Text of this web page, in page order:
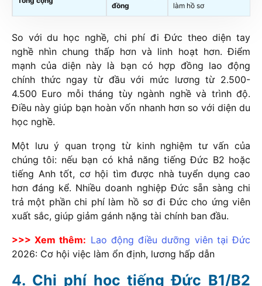
đồng
làm hồ sơ
So với du học nghề, chi phí đi Đức theo diện tay
nghề nhìn chung thấp hơn và linh hoạt hơn. Điểm
mạnh của diện này là bạn có hợp đồng lao động
chính thức ngay từ đầu với mức lương từ 2.500-
4.500 Euro mỗi tháng tùy ngành nghề và trình độ.
Điều này giúp bạn hoàn vốn nhanh hơn so với diện du
học nghề.
Một lưu ý quan trọng từ kinh nghiệm tư vấn của
chúng tôi: nếu bạn có khả năng tiếng Đức B2 hoặc
tiếng Anh tốt, cơ hội tìm được nhà tuyển dụng cao
hơn đáng kể. Nhiều doanh nghiệp Đức sẵn sàng chi
trả một phần chi phí làm hồ sơ đi Đức cho ứng viên
xuất sắc, giúp giảm gánh nặng tài chính ban đầu.
>>> Xem thêm: Lao động điều dưỡng viên tại Đức
2026: Cơ hội việc làm ổn định, lương hấp dẫn
Chi phí học tiếng Đức B1/B2